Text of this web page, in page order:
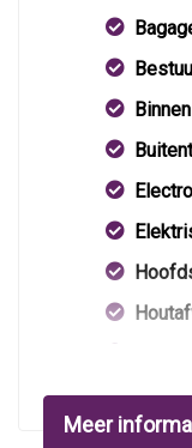
Meer